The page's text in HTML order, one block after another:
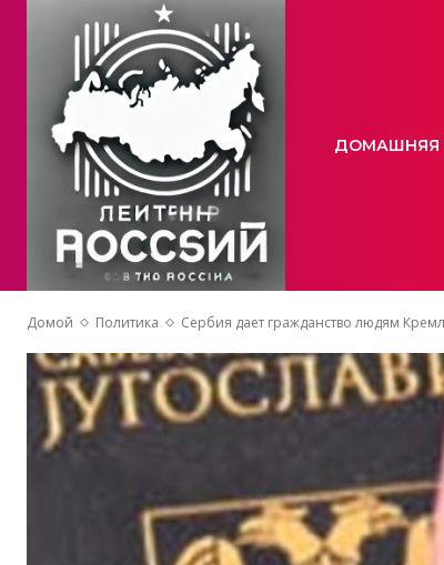
ДОМАШНЯЯ
Домой Политика Сербия дает гражданство людям